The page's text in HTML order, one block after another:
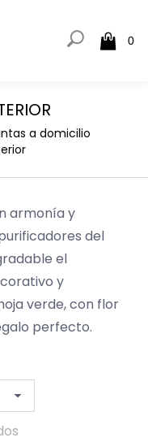
0
a domicilio
armonía y
del
el
y
verde, con flor
perfecto.